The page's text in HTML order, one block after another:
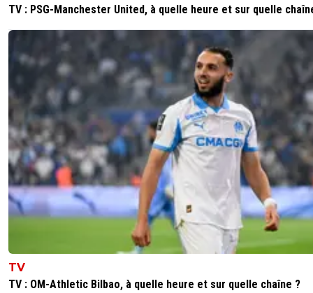
TV : PSG-Manchester United, à quelle heure et sur quelle
TV
TV : OM-Athletic Bilbao, à quelle heure et sur quelle chaîne ?